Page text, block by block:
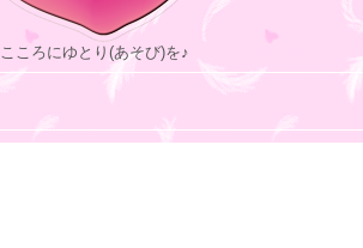
こころにゆとり(あそび)を♪